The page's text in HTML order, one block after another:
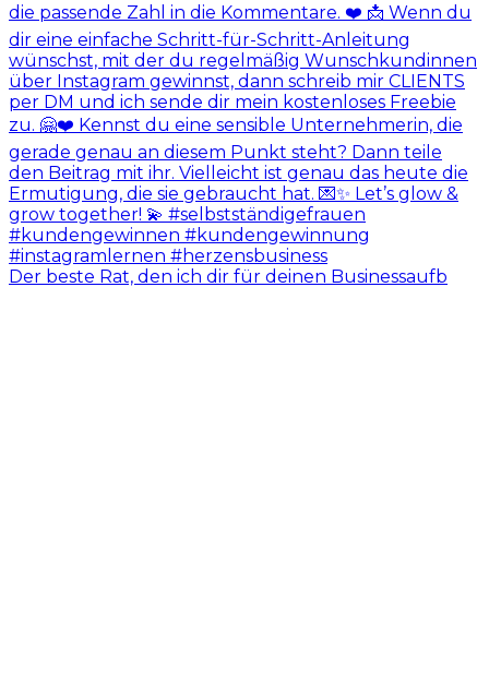
Der beste Rat, den ich dir für deinen Businessaufb